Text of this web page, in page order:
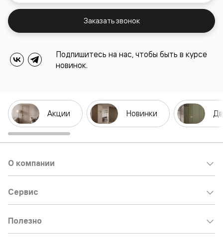
Заказать звонок
Подпишитесь на нас, чтобы быть в курсе
новинок.
Акции Новинки
О компании
Сервис
Полезно